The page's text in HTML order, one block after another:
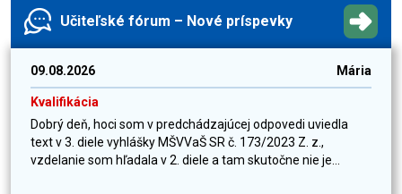
Učiteľské fórum – Nové príspevky
09.08.2026 Mária
Kvalifikácia
Dobrý deň, hoci som v predchádzajúcej odpovedi uviedla
text v 3. diele vyhlášky MŠVVaŠ SR č. 173/2023 Z. z.,
vzdelanie som hľadala v 2. diele a tam skutočne nie je...